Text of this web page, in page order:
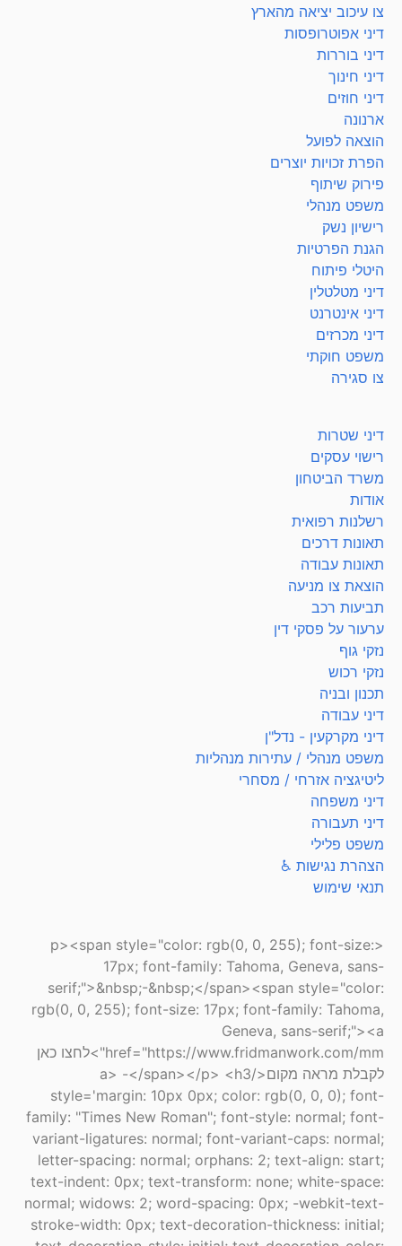
צו עיכוב יציאה מהארץ
דיני אפוטרופסות
דיני בוררות
דיני חינוך
דיני חוזים
ארנונה
הוצאה לפועל
הפרת זכויות יוצרים
פירוק שיתוף
משפט מנהלי
רישיון נשק
הגנת הפרטיות
היטלי פיתוח
דיני מטלטלין
דיני אינטרנט
דיני מכרזים
משפט חוקתי
צו סגירה
דיני שטרות
רישוי עסקים
משרד הביטחון
אודות
רשלנות רפואית
תאונות דרכים
תאונות עבודה
הוצאת צו מניעה
תביעות רכב
ערעור על פסקי דין
נזקי גוף
נזקי רכוש
תכנון ובניה
דיני עבודה
דיני מקרקעין - נדל"ן
משפט מנהלי / עתירות מנהליות
ליטיגציה אזרחי / מסחרי
דיני משפחה
דיני תעבורה
משפט פלילי
הצהרת נגישות ♿
תנאי שימוש
<p><span style="color: rgb(0, 0, 255); font-size:
17px; font-family: Tahoma, Geneva, sans-
serif;">&nbsp;-&nbsp;</span><span style="color:
rgb(0, 0, 255); font-size: 17px; font-family: Tahoma,
Geneva, sans-serif;"><a
href="https://www.fridmanwork.com/mm">לחצו כאן
לקבלת מראה מקום</a> -</span></p> <h3
style='margin: 10px 0px; color: rgb(0, 0, 0); font-
family: "Times New Roman"; font-style: normal; font-
variant-ligatures: normal; font-variant-caps: normal;
letter-spacing: normal; orphans: 2; text-align: start;
text-indent: 0px; text-transform: none; white-space:
normal; widows: 2; word-spacing: 0px; -webkit-text-
stroke-width: 0px; text-decoration-thickness: initial;